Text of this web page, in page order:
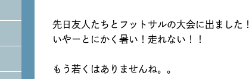
先日友人たちとフットサルの大会に出ました！
いやーとにかく暑い！走れない！！
もう若くはありませんね。。